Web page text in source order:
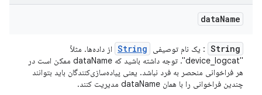
dataName
String : یک نام توصیفی String از داده‌ها. مثلاً
"device_logcat". توجه داشته باشید که dataName ممکن است در
هر فراخوانی منحصر به فرد نباشد. یعنی پیاده‌سازی‌کنندگان باید بتوانند
چندین فراخوانی را با همان dataName مدیریت کنند.